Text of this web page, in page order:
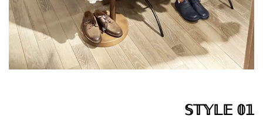
𝕊𝕋𝕐𝕃𝔼 𝟘𝟙